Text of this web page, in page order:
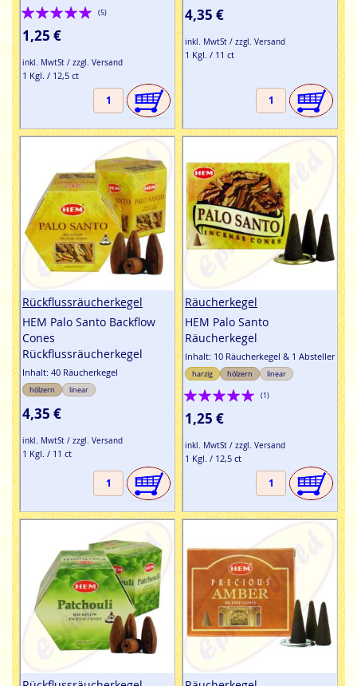
Bewertung:
100%
(5)
1,25 €
inkl. MwtSt / zzgl. Versand
1 Kgl. / 12,5 ct
4,35 €
inkl. MwtSt / zzgl. Versand
1 Kgl. / 11 ct
Rückflussräucherkegel
HEM Palo Santo Backflow
Cones
Rückflussräucherkegel
Inhalt: 40 Räucherkegel
hölzern linear
4,35 €
inkl. MwtSt / zzgl. Versand
1 Kgl. / 11 ct
Räucherkegel
HEM Palo Santo
Räucherkegel
Inhalt: 10 Räucherkegel & 1 Absteller
harzig hölzern linear
Bewertung:
100%
(1)
1,25 €
inkl. MwtSt / zzgl. Versand
1 Kgl. / 12,5 ct